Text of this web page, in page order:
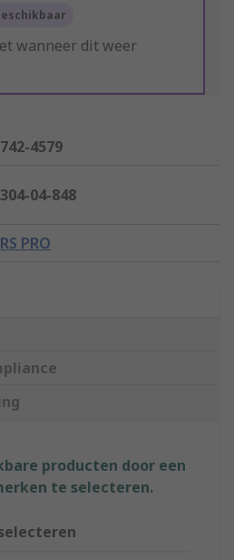
wanneer dit weer
742-4579
304-04-848
RS PRO
producten door een
te selecteren.